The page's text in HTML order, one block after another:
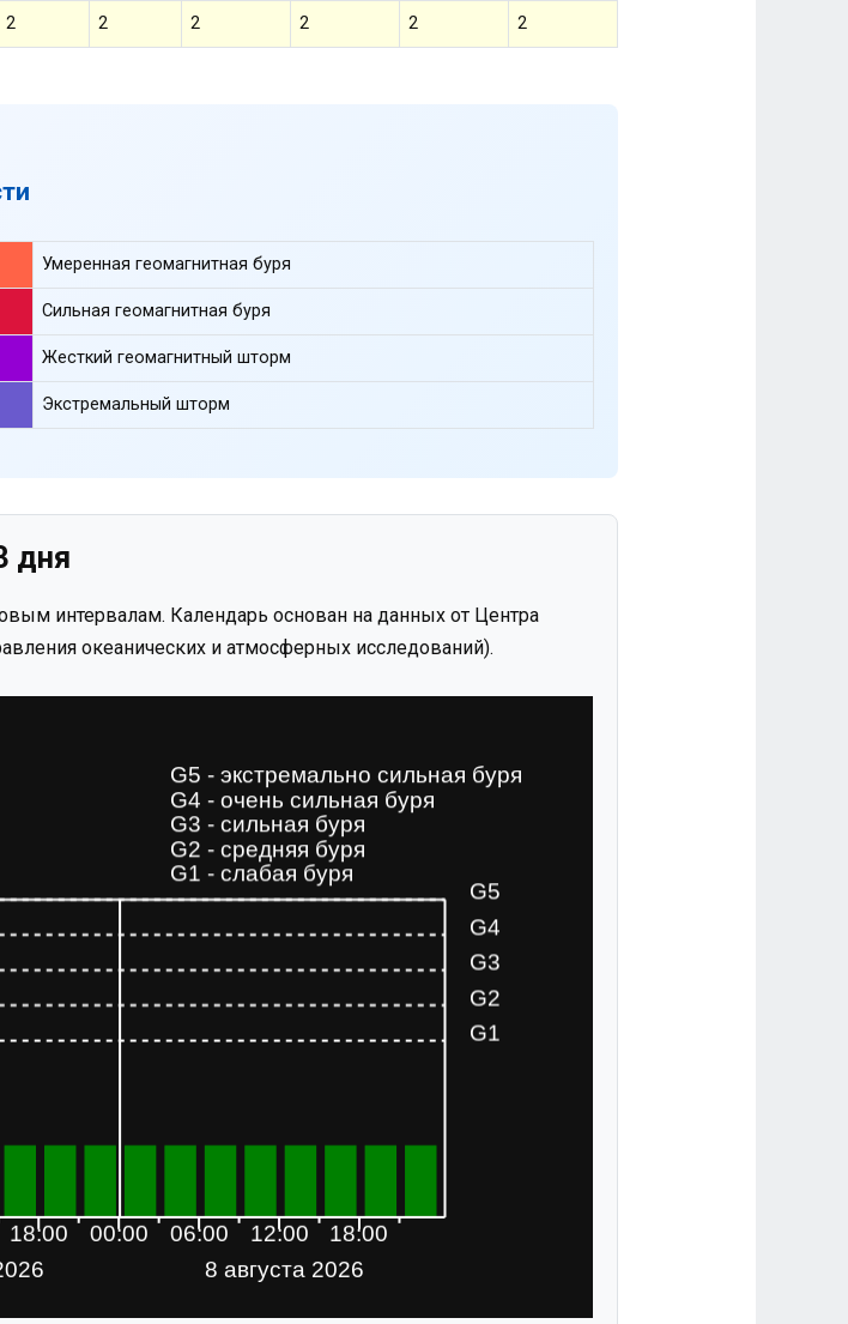
2 2 2 2 2 2
Умеренная геомагнитная буря
Сильная геомагнитная буря
Жесткий геомагнитный шторм
Экстремальный шторм
дня
интервалам. Календарь основан на данных от Центра
океанических и атмосферных исследований).